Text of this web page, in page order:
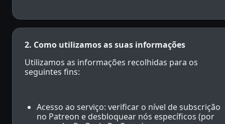
2. Como utilizamos as suas informações
Utilizamos as informações recolhidas para os
seguintes fins:
Acesso ao serviço: verificar o nível de subscrição
no Patreon e desbloquear nós específicos (por